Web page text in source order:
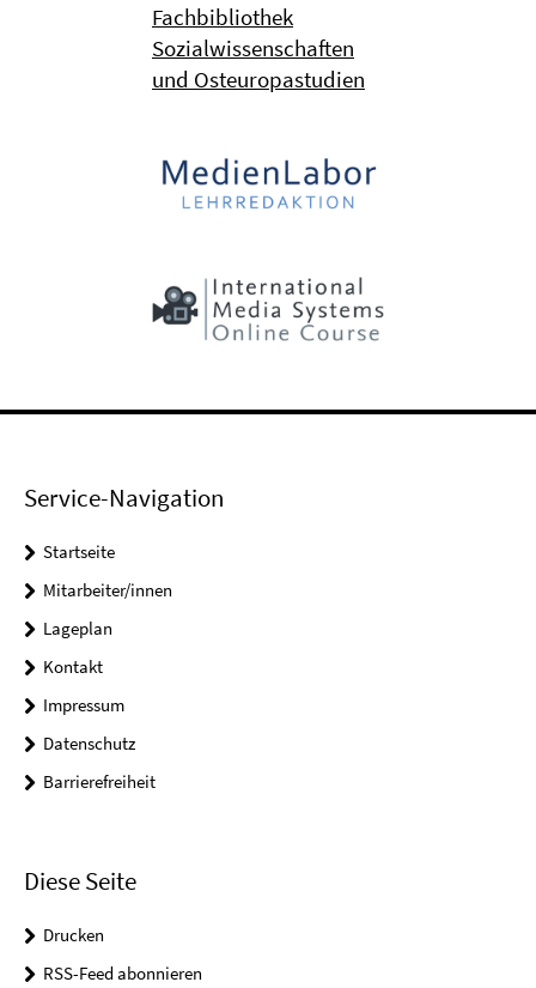
Fachbibliothek
Sozialwissenschaften
und Osteuropastudien
Service-Navigation
Startseite
Mitarbeiter/innen
Lageplan
Kontakt
Impressum
Datenschutz
Barrierefreiheit
Diese Seite
Drucken
RSS-Feed abonnieren